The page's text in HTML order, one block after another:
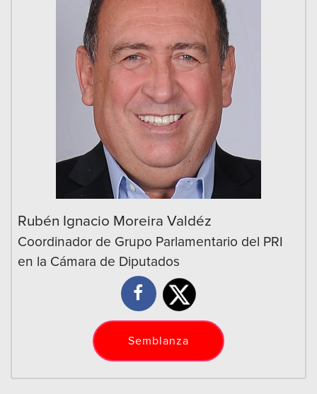
Rubén Ignacio Moreira Valdéz
Coordinador de Grupo Parlamentario del PRI
en la Cámara de Diputados
Semblanza